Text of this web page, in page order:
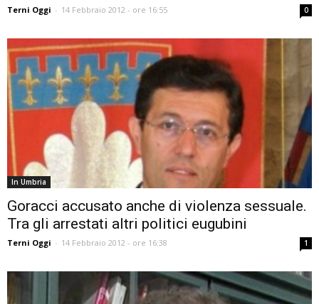
Terni Oggi - 14 Febbraio 2012 - ore 16:55 0
In Umbria
Goracci accusato anche di violenza sessuale.
Tra gli arrestati altri politici eugubini
Terni Oggi - 14 Febbraio 2012 - ore 16:38 1